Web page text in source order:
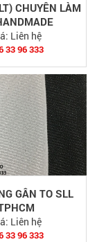
CHUYÊN LÀM
Liên hệ
33 96 333
GÂN TO SLL
Liên hệ
33 96 333